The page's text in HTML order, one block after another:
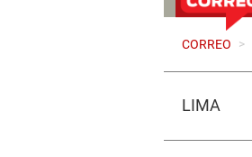
CORREO >
LIMA